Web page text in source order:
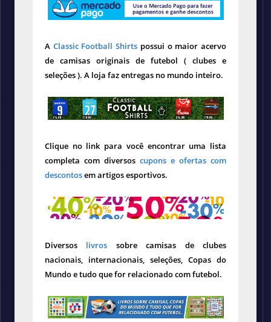
A Classic Football Shirts possui o maior acervo
de camisas originais de futebol ( clubes e
seleções ). A loja faz entregas no mundo inteiro.
Clique no link para você encontrar uma lista
completa com diversos cupons e ofertas com
descontosem artigos esportivos.
Diversos livros sobre camisas de clubes
nacionais, internacionais, seleções, Copas do
Mundo e tudo que for relacionado com futebol.